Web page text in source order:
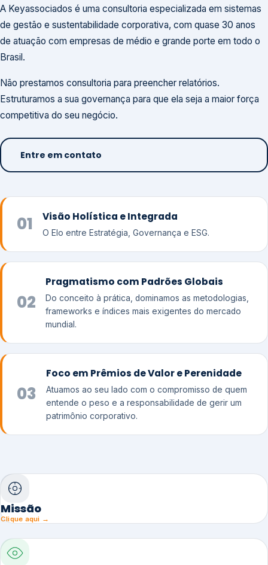
A Keyassociados é uma consultoria especializada em sistemas
de gestão e sustentabilidade corporativa, com quase 30 anos
de atuação com empresas de médio e grande porte em todo o
Brasil.
Não prestamos consultoria para preencher relatórios.
Estruturamos a sua governança para que ela seja a maior força
competitiva do seu negócio.
Entre em contato
01 Visão Holística e Integrada
O Elo entre Estratégia, Governança e ESG.
02
Pragmatismo com Padrões Globais
Do conceito à prática, dominamos as metodologias,
frameworks e índices mais exigentes do mercado
mundial.
03
Foco em Prêmios de Valor e Perenidade
Atuamos ao seu lado com o compromisso de quem
entende o peso e a responsabilidade de gerir um
patrimônio corporativo.
Missão
Clique aqui →